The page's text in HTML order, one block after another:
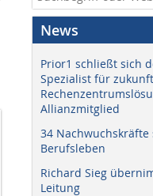
News
Prior1 schließt sich
Spezialist für
Allianzmitglied
34
Berufsleben
Richard Sieg
Leitung